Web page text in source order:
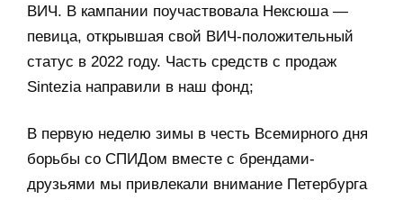
ВИЧ. В кампании поучаствовала Нексюша —
певица, открывшая свой ВИЧ-положительный
статус в 2022 году. Часть средств с продаж
Sintezia направили в наш фонд;
В первую неделю зимы в честь Всемирного дня
борьбы со СПИДом вместе с брендами-
друзьями мы привлекали внимание Петербурга